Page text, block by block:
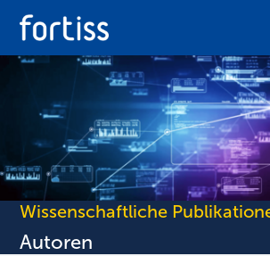
Wissenschaftliche
Autoren